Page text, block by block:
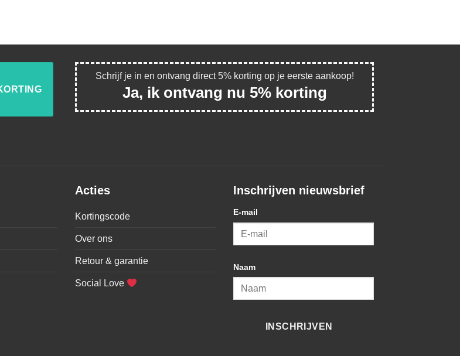
Schrijf je in en ontvang direct 5% korting op je eerste aankoop!
Ja, ik ontvang nu 5% korting
Acties
Kortingscode
Over ons
Retour & garantie
Social Love
Inschrijven nieuwsbrief
E-mail
Naam
INSCHRIJVEN